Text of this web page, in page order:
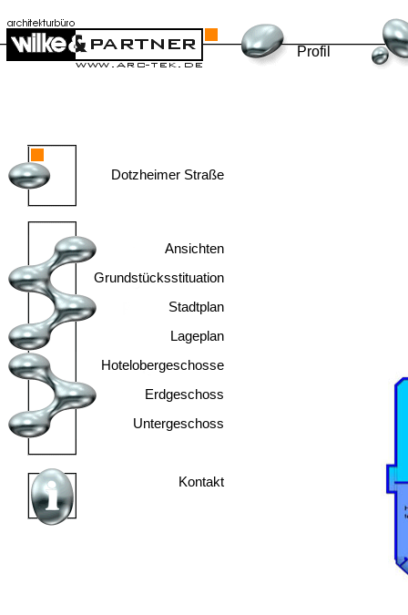
Profil
Dotzheimer Straße
Ansichten
Grundstücksstituation
Stadtplan
Lageplan
Hotelobergeschosse
Erdgeschoss
Untergeschoss
Kontakt